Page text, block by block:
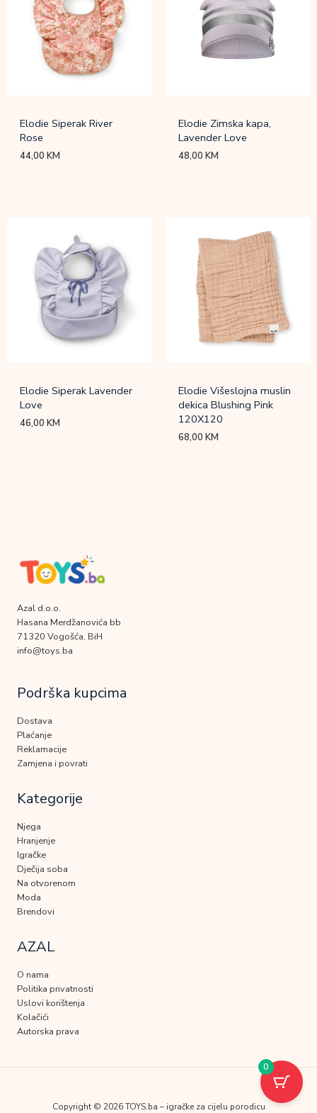
Elodie Siperak River
Rose
44,00KM
Elodie Zimska kapa,
Lavender Love
48,00KM
Elodie Siperak Lavender
Love
46,00KM
Elodie Višeslojna muslin
dekica Blushing Pink
120X120
68,00KM
Azal d.o.o.
Hasana Merdžanovića bb
71320 Vogošća, BiH
info@toys.ba
Podrška kupcima
Dostava
Plaćanje
Reklamacije
Zamjena i povrati
Kategorije
Njega
Hranjenje
Igračke
Dječija soba
Na otvorenom
Moda
Brendovi
AZAL
O nama
Politika privatnosti
Uslovi korištenja
Kolačići
Autorska prava
Copyright © 2026 TOYS.ba – igračke za cijelu porodicu
0